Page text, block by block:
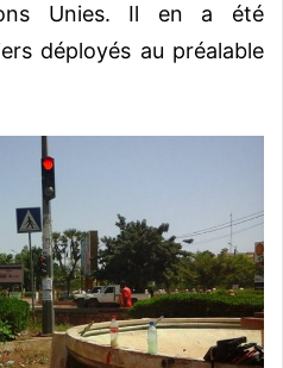
Unies. Il en a été
déployés au préalable